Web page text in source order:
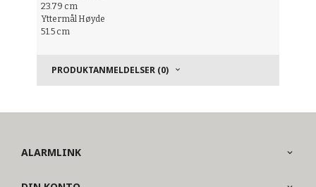
23.79 cm
Yttermål Høyde
51.5 cm
PRODUKTANMELDELSER (0)
ALARMLINK